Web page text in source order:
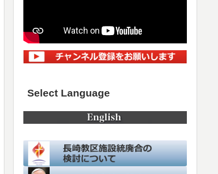
Select Language